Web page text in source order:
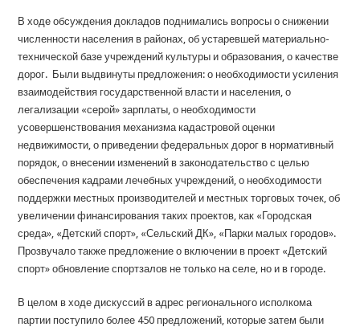
В ходе обсуждения докладов поднимались вопросы о снижении
численности населения в районах, об устаревшей материально-
технической базе учреждений культуры и образования, о качестве
дорог. Были выдвинуты предложения: о необходимости усиления
взаимодействия государственной власти и населения, о
легализации «серой» зарплаты, о необходимости
усовершенствования механизма кадастровой оценки
недвижимости, о приведении федеральных дорог в нормативный
порядок, о внесении изменений в законодательство с целью
обеспечения кадрами лечебных учреждений, о необходимости
поддержки местных производителей и местных торговых точек, об
увеличении финансирования таких проектов, как «Городская
среда», «Детский спорт», «Сельский ДК», «Парки малых городов».
Прозвучало также предложение о включении в проект «Детский
спорт» обновление спортзалов не только на селе, но и в городе.
В целом в ходе дискуссий в адрес регионального исполкома
партии поступило более 450 предложений, которые затем были